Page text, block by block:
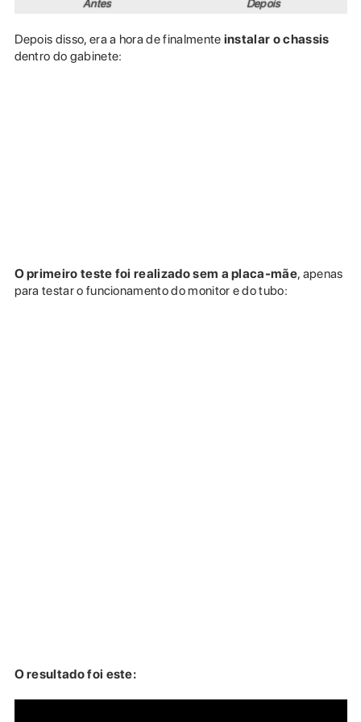
Antes Depois
Depois disso, era a hora de finalmente instalar o chassis
dentro do gabinete:
O primeiro teste foi realizado sem a placa-mãe, apenas
para testar o funcionamento do monitor e do tubo:
O resultado foi este: